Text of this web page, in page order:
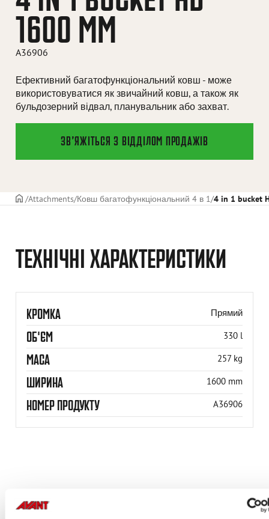
1600 MM
A36906
Ефективний багатофункціональний ковш - може
використовуватися як звичайний ковш, а також як
бульдозерний відвал, планувальник або захват.
ЗВ’ЯЖІТЬСЯ З ВІДДІЛОМ ПРОДАЖІВ
ГОЛОВНА СТОРІНКА
Attachments Ковш багатофункціональний 4 в 1 4 in 1 bucket
ТЕХНІЧНІ ХАРАКТЕРИСТИКИ
КРОМКА Прямий
ОБ'ЄМ 330 l
МАСА 257 kg
ШИРИНА 1600 mm
НОМЕР ПРОДУКТУ A36906
СУМІСНІ МОДЕЛІ